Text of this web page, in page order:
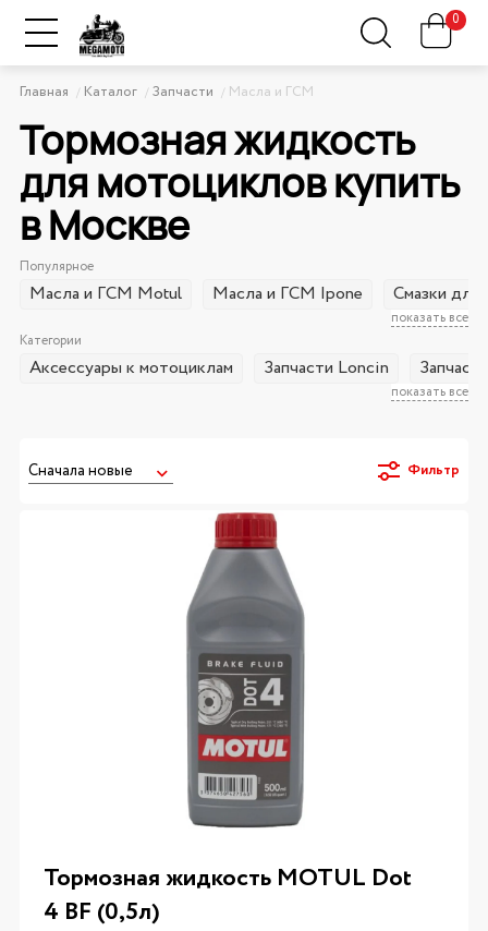
0
Главная Каталог Запчасти Масла и ГСМ
Тормозная жидкость
для мотоциклов купить
в Москве
Популярное
показать все
Масла и ГСМ Motul Масла и ГСМ Ipone Смазки для
Категории
показать все
Аксессуары к мотоциклам Запчасти Loncin
Фильтр
Тормозная жидкость MOTUL Dot
4 BF (0,5л)